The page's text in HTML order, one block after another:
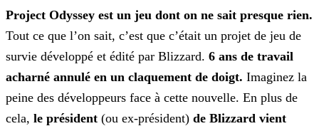
Project Odyssey est un jeu dont on ne sait presque rien.
Tout ce que l’on sait, c’est que c’était un projet de jeu de
survie développé et édité par Blizzard. 6 ans de travail
acharné annulé en un claquement de doigt. Imaginez la
peine des développeurs face à cette nouvelle. En plus de
cela, le président (ou ex-président) de Blizzard vient